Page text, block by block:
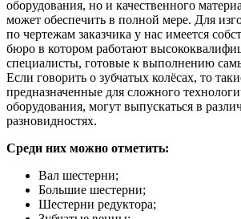
оборудования, но и качественного
может обеспечить в полной мере. Для
по чертежам заказчика у нас имеется
бюро в котором работают
специалисты, готовые к выполнению
Если говорить о зубчатых колёсах, то
предназначенные для сложного
оборудования, могут выпускаться в
разновидностях.
Среди них можно отметить:
Вал шестерни;
Большие шестерни;
Шестерни редуктора;